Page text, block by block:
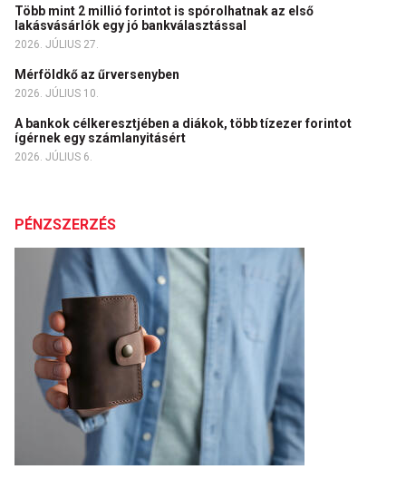
Több mint 2 millió forintot is spórolhatnak az első
lakásvásárlók egy jó bankválasztással
2026. JÚLIUS 27.
Mérföldkő az űrversenyben
2026. JÚLIUS 10.
A bankok célkeresztjében a diákok, több tízezer forintot
ígérnek egy számlanyitásért
2026. JÚLIUS 6.
PÉNZSZERZÉS